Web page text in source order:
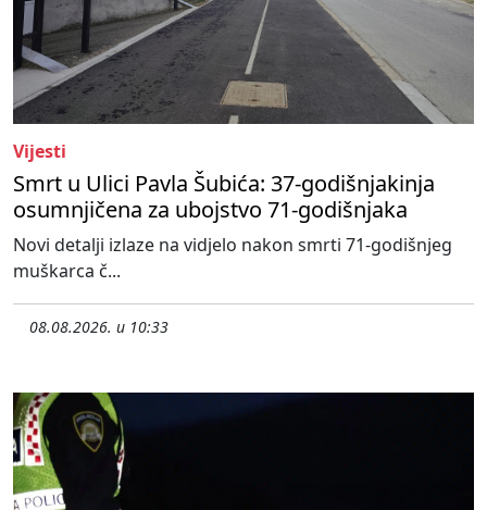
Vijesti
Smrt u Ulici Pavla Šubića: 37-godišnjakinja
osumnjičena za ubojstvo 71-godišnjaka
Novi detalji izlaze na vidjelo nakon smrti 71-godišnjeg
muškarca č...
08.08.2026. u 10:33